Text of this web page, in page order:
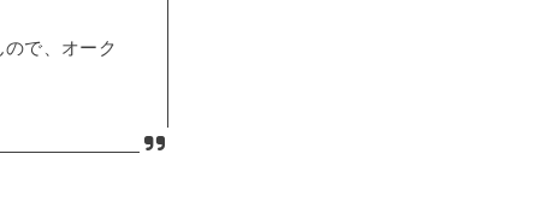
で、オーク